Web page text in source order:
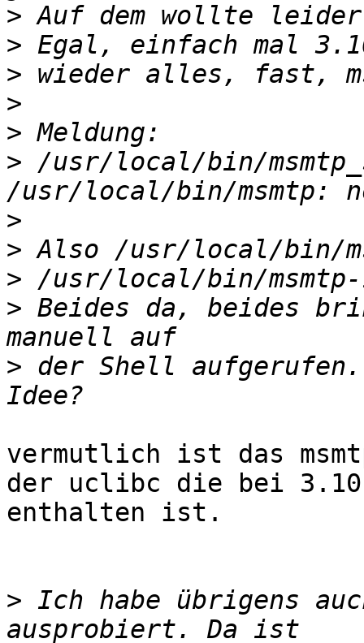
>
>
>
>
>
> /usr/local/bin/
>
>
>
> Beides da, beides
> der Shell aufgerufen.
vermutlich ist das
der uclibc die bei
enthalten ist.
> Ich habe übrigens